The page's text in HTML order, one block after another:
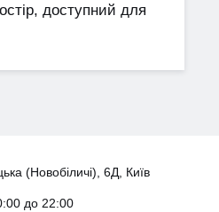
доступний для
(Новобіличі), 6Д, Київ
до 22:00